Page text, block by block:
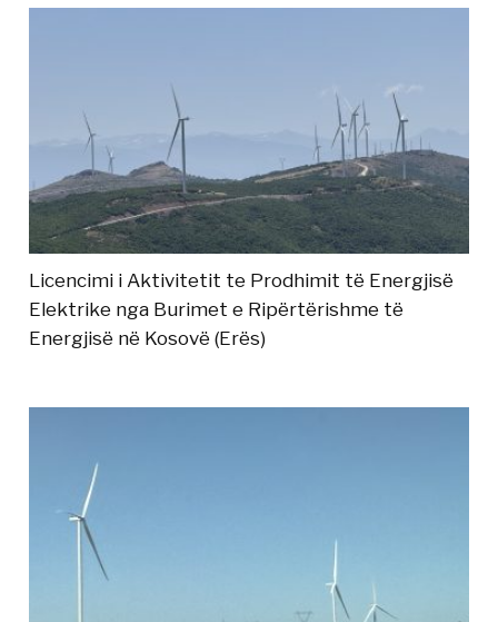
Licencimi i Aktivitetit te Prodhimit të Energjisë
Elektrike nga Burimet e Ripërtërishme të
Energjisë në Kosovë (Erës)